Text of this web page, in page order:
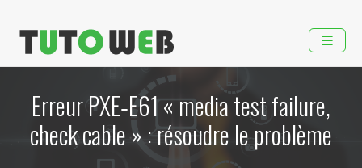
Erreur PXE‑E61 « media test failure,
check cable » : résoudre le problème